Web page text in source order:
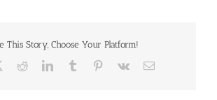
This Story, Choose Your Platform!
RedditLinkedInTumblr Pinterest
Vk
E-